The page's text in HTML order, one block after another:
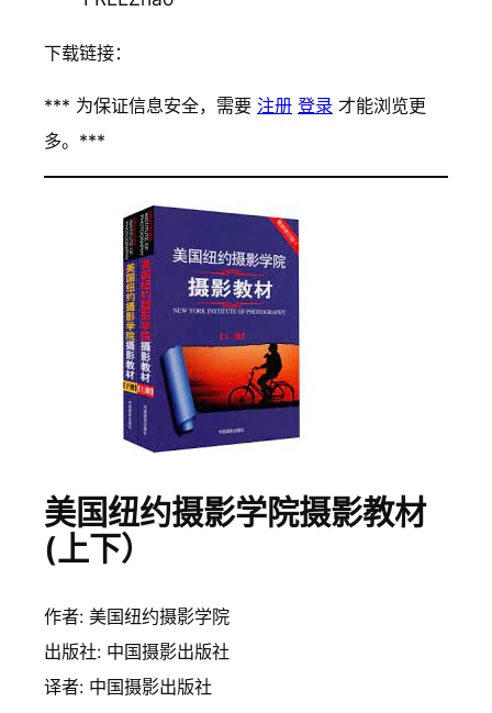
下载链接：
*** 为保证信息安全，需要 注册 登录 才能浏览更
多。***
美国纽约摄影学院摄影教材
(上下）
作者: 美国纽约摄影学院
出版社: 中国摄影出版社
译者: 中国摄影出版社